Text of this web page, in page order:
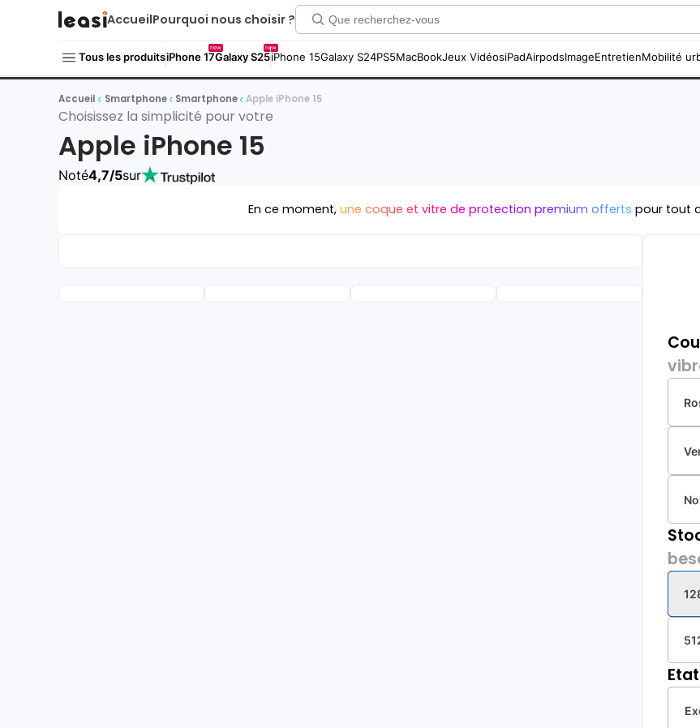
AccueilPourquoi nous choisir ?
Tous les produitsiPhone 17
new
Galaxy S25
new
iPhone 15Galaxy S24PS5MacBookJeux VidéosiPadAirpodsImageEntretienMobilité
Accueil Smartphone Smartphone Apple iPhone 15
Choisissez la simplicité pour votre
Apple iPhone 15
Noté4,7/5sur
En ce moment, une coque et vitre de protection premium offerts pour tout